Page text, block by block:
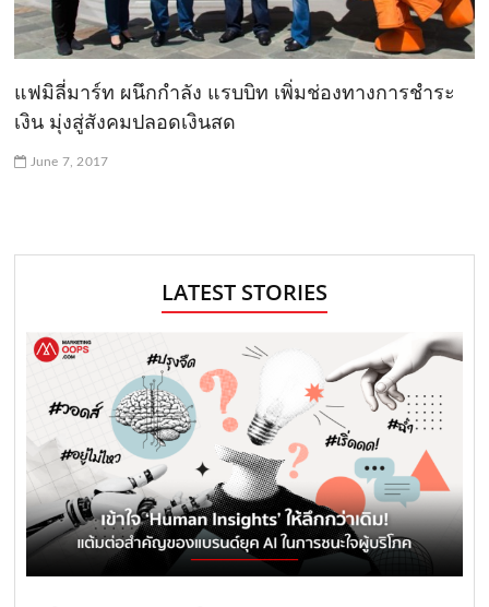
แฟมิลี่มาร์ท ผนึกกำลัง แรบบิท เพิ่มช่องทางการชำระ
เงิน มุ่งสู่สังคมปลอดเงินสด
June 7, 2017
LATEST STORIES